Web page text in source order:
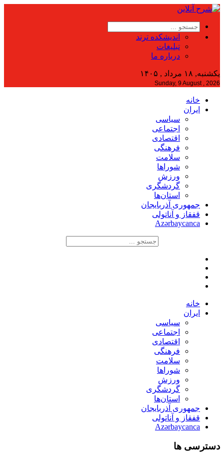
اندیشکده ترند
تبلیغات
درباره ما
یکشنبه, ۱۸ مرداد , ۱۴۰۵
Sunday, 9 August , 2026
خانه
ایران
سیاسی
اجتماعی
اقتصادی
فرهنگی
سلامت
شوراها
ورزش
گردشگری
استان‌ها
جمهوری آذربایجان
قفقاز و آناتولی
Azərbaycanca
خانه
ایران
سیاسی
اجتماعی
اقتصادی
فرهنگی
سلامت
شوراها
ورزش
گردشگری
استان‌ها
جمهوری آذربایجان
قفقاز و آناتولی
Azərbaycanca
دسترسی ها